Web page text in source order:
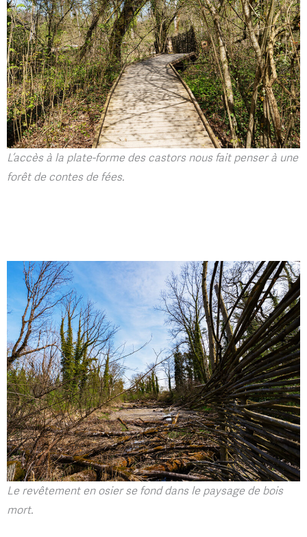
L’accès à la plate-forme des castors nous fait penser à une
forêt de contes de fées.
Le revêtement en osier se fond dans le paysage de bois
mort.